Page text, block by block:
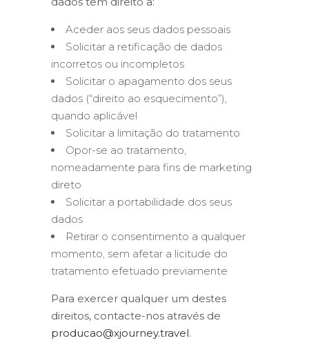
Aceder aos seus dados pessoais
Solicitar a retificação de dados
incorretos ou incompletos
Solicitar o apagamento dos seus
dados (“direito ao esquecimento”),
quando aplicável
Solicitar a limitação do tratamento
Opor-se ao tratamento,
nomeadamente para fins de marketing
direto
Solicitar a portabilidade dos seus
dados
Retirar o consentimento a qualquer
momento, sem afetar a licitude do
tratamento efetuado previamente
Para exercer qualquer um destes
direitos, contacte-nos através de
producao@xjourney.travel.